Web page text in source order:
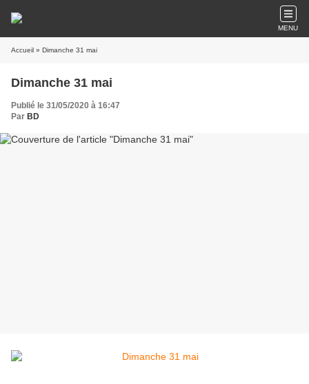
MENU
Accueil » Dimanche 31 mai
Dimanche 31 mai
Publié le 31/05/2020 à 16:47
Par BD